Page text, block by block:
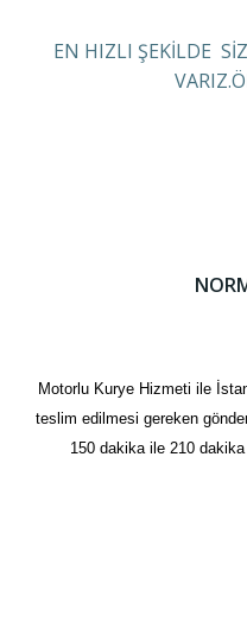
EN HIZLI ŞEKİLDE
Motorlu Kurye Hizmeti ile
teslim edilmesi gereken
150 dakika ile 210